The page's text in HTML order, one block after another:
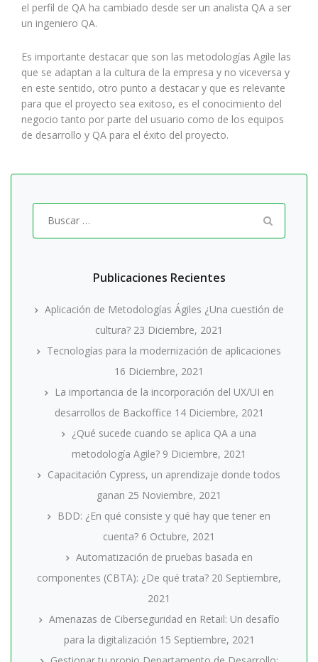
el perfil de QA ha cambiado desde ser un analista QA a ser
un ingeniero QA.
Es importante destacar que son las metodologías Agile las
que se adaptan a la cultura de la empresa y no viceversa y
en este sentido, otro punto a destacar y que es relevante
para que el proyecto sea exitoso, es el conocimiento del
negocio tanto por parte del usuario como de los equipos
de desarrollo y QA para el éxito del proyecto.
por:
Publicaciones Recientes
Aplicación de Metodologías Ágiles ¿Una cuestión de
cultura? 23 Diciembre, 2021
Tecnologías para la modernización de aplicaciones
16 Diciembre, 2021
La importancia de la incorporación del UX/UI en
desarrollos de Backoffice 14 Diciembre, 2021
¿Qué sucede cuando se aplica QA a una
metodología Agile? 9 Diciembre, 2021
Capacitación Cypress, un aprendizaje donde todos
ganan 25 Noviembre, 2021
BDD: ¿En qué consiste y qué hay que tener en
cuenta? 6 Octubre, 2021
Automatización de pruebas basada en
componentes (CBTA): ¿De qué trata? 20 Septiembre,
2021
Amenazas de Ciberseguridad en Retail: Un desafío
para la digitalización 15 Septiembre, 2021